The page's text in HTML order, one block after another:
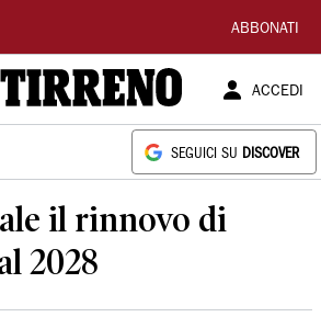
ABBONATI
ACCEDI
SEGUICI SU DISCOVER
il rinnovo di
2028